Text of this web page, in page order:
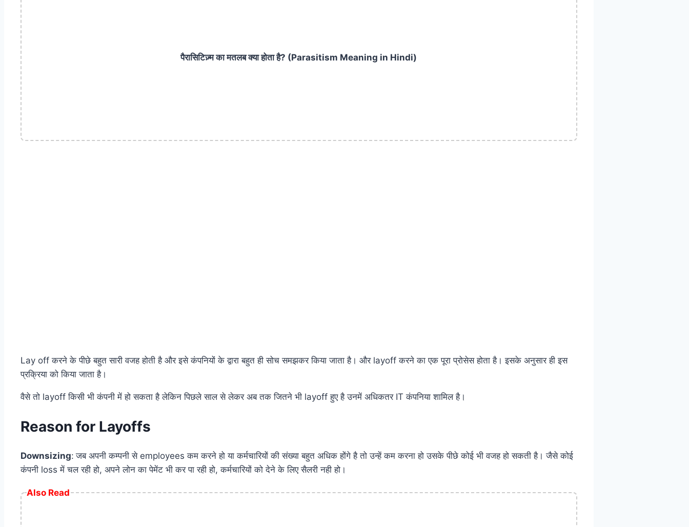
पैरासिटिज़्म का मतलब क्या होता है? (Parasitism Meaning in Hindi)
Lay off करने के पीछे बहुत सारी वजह होती है और इसे कंपनियों के द्वारा बहुत ही सोच समझकर किया जाता है। और layoff करने का एक पूरा प्रोसेस होता है। इसके अनुसार ही इस
प्रक्रिया को किया जाता है।
वैसे तो layoff किसी भी कंपनी में हो सकता है लेकिन पिछले साल से लेकर अब तक जितने भी layoff हुए है उनमें अधिकतर IT कंपनिया शामिल है।
Reason for Layoffs
Downsizing: जब अपनी कम्पनी से employees कम करने हो या कर्मचारियों की संख्या बहुत अधिक होंगे है तो उन्हें कम करना हो उसके पीछे कोई भी वजह हो सकती है। जैसे कोई
कंपनी loss में चल रही हो, अपने लोन का पेमेंट भी कर पा रही हो, कर्मचारियों को देने के लिए सैलरी नही हो।
Also Read